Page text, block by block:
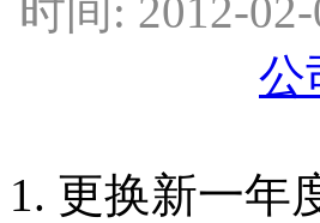
时间: 2012-
公
1. 更换新一年